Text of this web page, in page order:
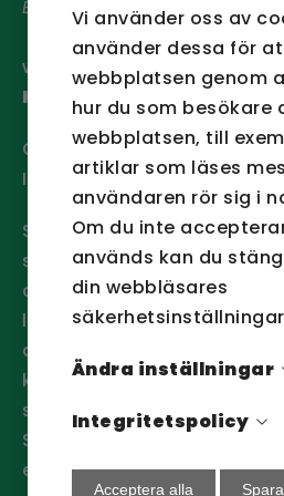
Vi använder oss av
använder dessa för
webbplatsen genom
hur du som besökare
webbplatsen, till
artiklar som läses
användaren rör sig i
Om du inte
används kan du
din webbläsares
Ändra inställningar
Integritetspolicy
Acceptera alla
BIC/SWIFT:
NDEASESS
webbansvarig:
Hanna Johansson
Om cookies
Integritetspolicy
San Sacs produkter finns i
sammanhang där man
och avfallshantering.
logisk - att göra
del av varje människas
källsortering gäller att ju
sorteringen sker desto
San Sac har produkterna
en bättre källsortering.